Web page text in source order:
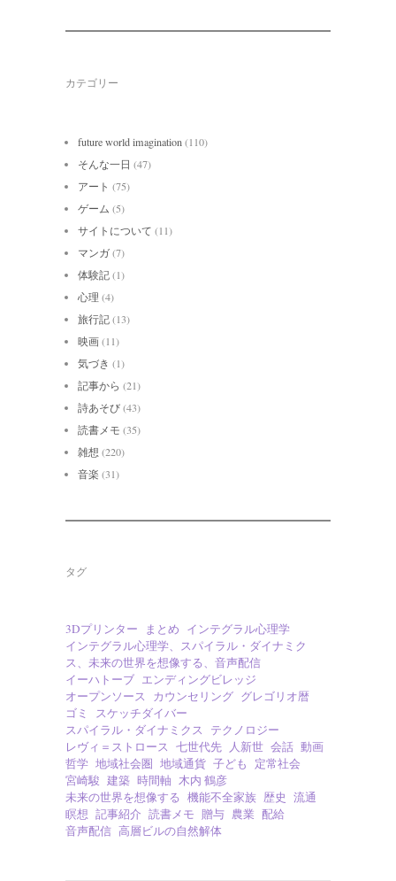
カテゴリー
future world imagination(110)
そんな一日 (47)
アート (75)
ゲーム (5)
サイトについて (11)
マンガ(7)
体験記(1)
心理 (4)
旅行記(13)
映画(11)
気づき (1)
記事から (21)
詩あそび(43)
読書メモ (35)
雑想 (220)
音楽 (31)
タグ
3Dプリンター まとめ インテグラル心理学
インテグラル心理学、スパイラル・ダイナミク
ス、未来の世界を想像する、音声配信
イーハトーブ エンディングビレッジ
オープンソース
カウンセリング グレゴリオ暦
ゴミ
スケッチダイバー
スパイラル・ダイナミクス
テクノロジー
レヴィ＝ストロース 七世代先 人新世 会話 動画
哲学 地域社会圏 地域通貨 子ども
定常社会
宮崎駿 建築 時間軸 木内 鶴彦
未来の世界を想像する 機能不全家族 歴史 流通
瞑想 記事紹介 読書メモ 贈与 農業 配給
音声配信 高層ビルの自然解体